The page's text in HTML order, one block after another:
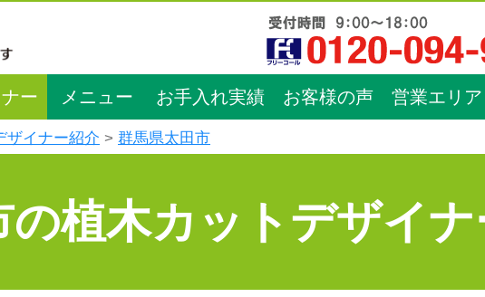
ー メニュー お手入れ実績 お客様の声 営業エリア
ザイナー紹介 群馬県太田市
の植木カットデザイ